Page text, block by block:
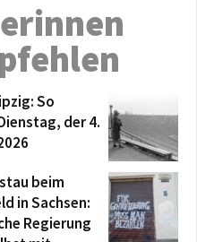
So
der 4.
beim
in Sachsen:
Regierung